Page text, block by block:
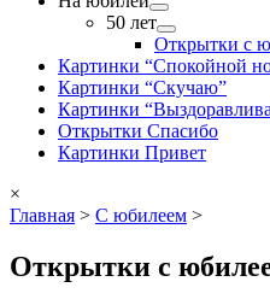
50 лет
Открытки с
Картинки “Спокойной
Картинки “Скучаю”
Картинки
Открытки Спасибо
Картинки Привет
×
Главная > С юбилеем >
Открытки с